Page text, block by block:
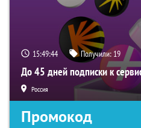
15:49:43 Получили: 19
До 45 дней подписки к
Россия
Промокод